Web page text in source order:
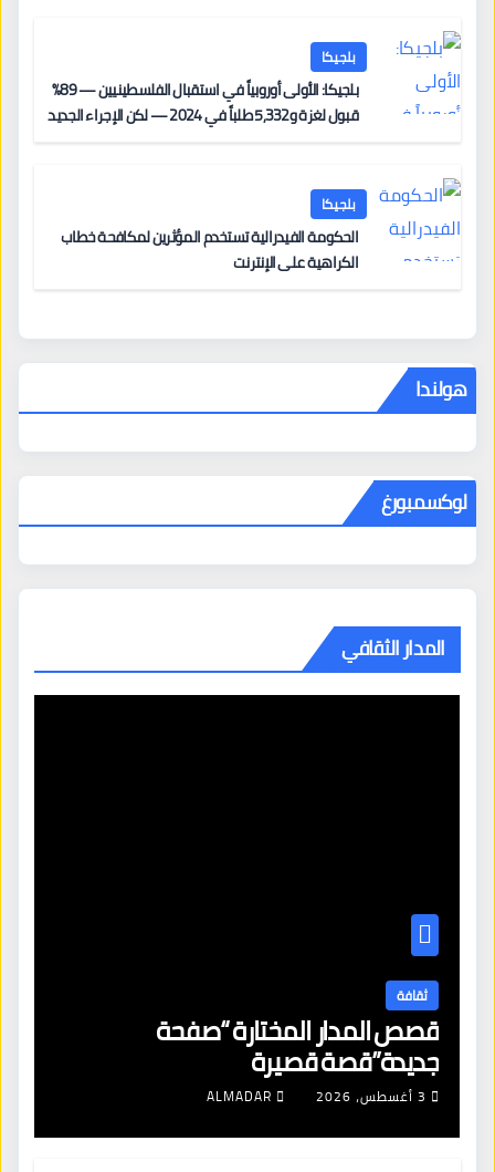
بلجيكا
بلجيكا: الأولى أوروبياً في استقبال الفلسطينيين — 89%
قبول لغزة و5,332 طلباً في 2024 — لكن الإجراء الجديد
بلجيكا
الحكومة الفيدرالية تستخدم المؤثرين لمكافحة خطاب
الكراهية على الإنترنت
هولندا
لوكسمبورغ
المدار الثقافي
ثقافة
قصص المدار المختارة “صفحة
جديدة”قصة قصيرة
3 أغسطس، 2026 ALMADAR